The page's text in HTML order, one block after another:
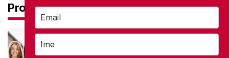
Pročitaj još
Ovi učenički domovi već su